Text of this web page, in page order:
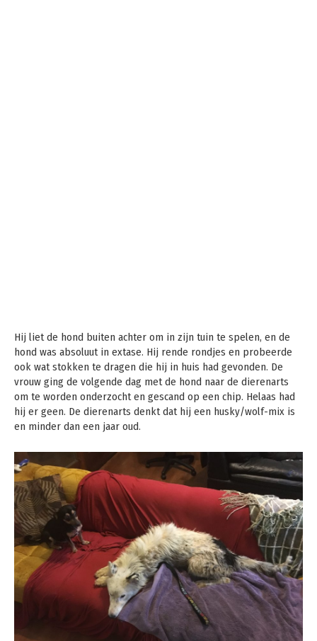
Hij liet de hond buiten achter om in zijn tuin te spelen, en de
hond was absoluut in extase. Hij rende rondjes en probeerde
ook wat stokken te dragen die hij in huis had gevonden. De
vrouw ging de volgende dag met de hond naar de dierenarts
om te worden onderzocht en gescand op een chip. Helaas had
hij er geen. De dierenarts denkt dat hij een husky/wolf-mix is ​​
en minder dan een jaar oud.